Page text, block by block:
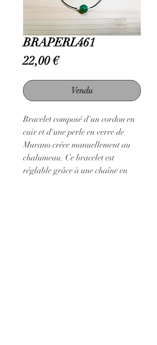
BRAPERL461
22,00 €Prix
Vendu
Bracelet composé d'un cordon en
cuir et d'une perle en verre de
Murano créee manuellement au
chalumeau. Ce bracelet est
réglable grâce à une chaîne en